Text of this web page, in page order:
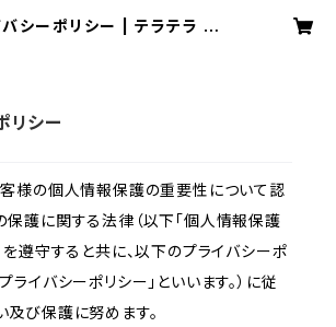
バシーポリシー | テラテラ OF
リシー
客様の個人情報保護の重要性について認
保護に関する法律（以下「個人情報保護
を遵守すると共に、以下のプライバシーポ
ライバシーポリシー」といいます。）に従
及び保護に努めます。